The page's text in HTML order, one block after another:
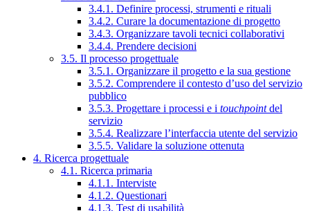
3.4.1. Definire processi, strumenti e rituali
3.4.2. Curare la documentazione di progetto
3.4.3. Organizzare tavoli tecnici collaborativi
3.4.4. Prendere decisioni
3.5. Il processo progettuale
3.5.1. Organizzare il progetto e la sua gestione
3.5.2. Comprendere il contesto d’uso del servizio
pubblico
3.5.3. Progettare i processi e i touchpointdel
servizio
3.5.4. Realizzare l’interfaccia utente del servizio
3.5.5. Validare la soluzione ottenuta
4. Ricerca progettuale
4.1. Ricerca primaria
4.1.1. Interviste
4.1.2. Questionari
4.1.3. Test di usabilità